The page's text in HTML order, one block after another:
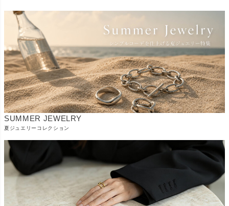
SUMMER JEWELRY
夏ジュエリーコレクション